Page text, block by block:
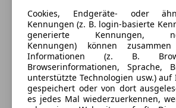
Einparkhilfe Sensoren vorne
Elektrische Fensterheber
Elektrische Seitenspiegel
Getönte Scheiben
Klimaanlage
Lederlenkrad
Lichtsensor
Lackierung
Farbe der
Innenausstattung
Innenausstattung
Fahrzeugbeschreibung
Cookies, Endgeräte- oder
Kennungen (z. B. login-basierte
generierte Kennungen,
Kennungen) können
Informationen (z. B.
Browserinformationen, Sprache,
unterstützte Technologien usw.)
gespeichert oder von dort
es jedes Mal wiederzuerkennen,